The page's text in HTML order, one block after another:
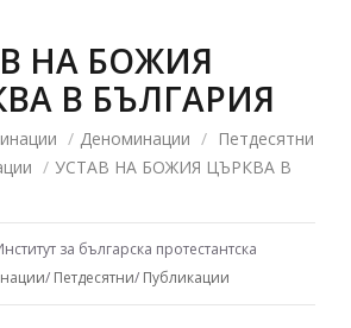
НА БОЖИЯ
В БЪЛГАРИЯ
/ Деноминации / Петдесятни
/ УСТАВ НА БОЖИЯ ЦЪРКВА В
за българска протестантска
/ Петдесятни/ Публикации